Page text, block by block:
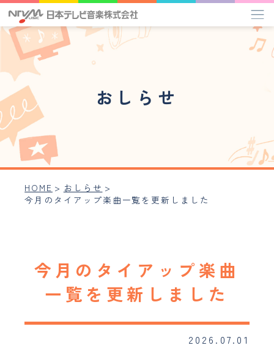
タイアップ楽曲一覧
アーティスト
採用情報
おしらせ
HOME > おしらせ >
今月のタイアップ楽曲一覧を更新しました
今月のタイアップ楽曲
一覧を更新しました
2026.07.01